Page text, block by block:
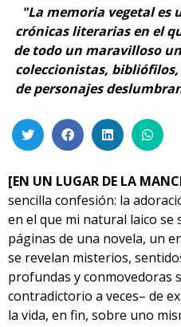
"La memoria vegetal es
crónicas literarias en el
de todo un maravilloso
coleccionistas,
de personajes
[EN UN LUGAR DE LA
sencilla confesión: la
en el que mi natural laico se
páginas de una novela, un
se revelan misterios,
profundas y conmovedoras
contradictorio a veces– de
la vida, en fin, sobre uno